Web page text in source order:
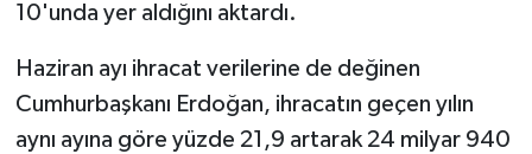
10'unda yer aldığını aktardı.
Haziran ayı ihracat verilerine de değinen
Cumhurbaşkanı Erdoğan, ihracatın geçen yılın
aynı ayına göre yüzde 21,9 artarak 24 milyar 940